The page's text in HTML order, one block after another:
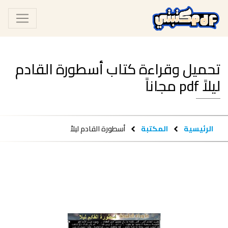
تحميل وقراءة كتاب أسطورة القادم
ليلاً pdf مجاناً
الرئيسية المكتبة أسطورة القادم ليلاً